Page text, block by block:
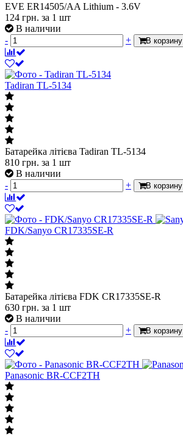
EVE ER14505/AA Lithium - 3.6V
124 грн. за 1 шт
В наличии
-
+ В корзину
Tadiran TL-5134
Батарейка літієва Tadiran TL-5134
810 грн. за 1 шт
В наличии
-
+ В корзину
FDK/Sanyo CR17335SE-R
Батарейка літієва FDK CR17335SE-R
630 грн. за 1 шт
В наличии
-
+ В корзину
Panasonic BR-CCF2TH